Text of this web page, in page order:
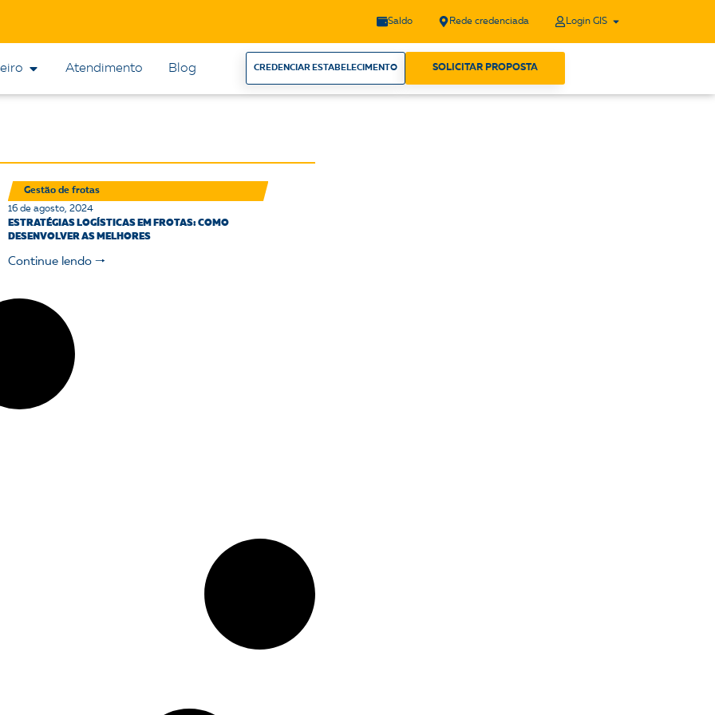
Saldo Rede credenciada Login GIS
Atendimento Blog CREDENCIAR ESTABELECIMENTO SOLICITAR PROPOSTA
Gestão de frotas
16 de agosto, 2024
ESTRATÉGIAS LOGÍSTICAS EM FROTAS: COMO
DESENVOLVER AS MELHORES
Continue lendo 🠒